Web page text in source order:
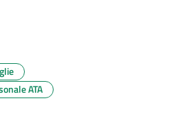
ATA